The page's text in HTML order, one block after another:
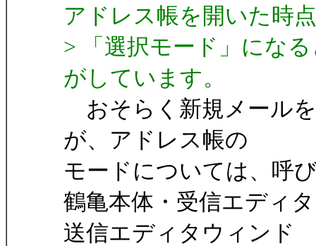
アドレス帳を開いた時
> 「選択モード」にな
がしています。
おそらく新規メール
が、アドレス帳の
モードについては、呼
鶴亀本体・受信エディ
送信エディタウィン